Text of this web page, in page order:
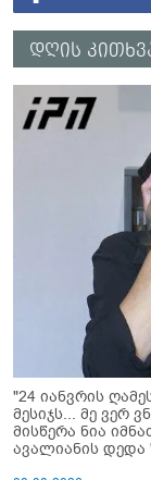
დღის
"24 იანვრის
მესიჯს... მე ვერ
მისწერა ნია
ავალიანის დედა